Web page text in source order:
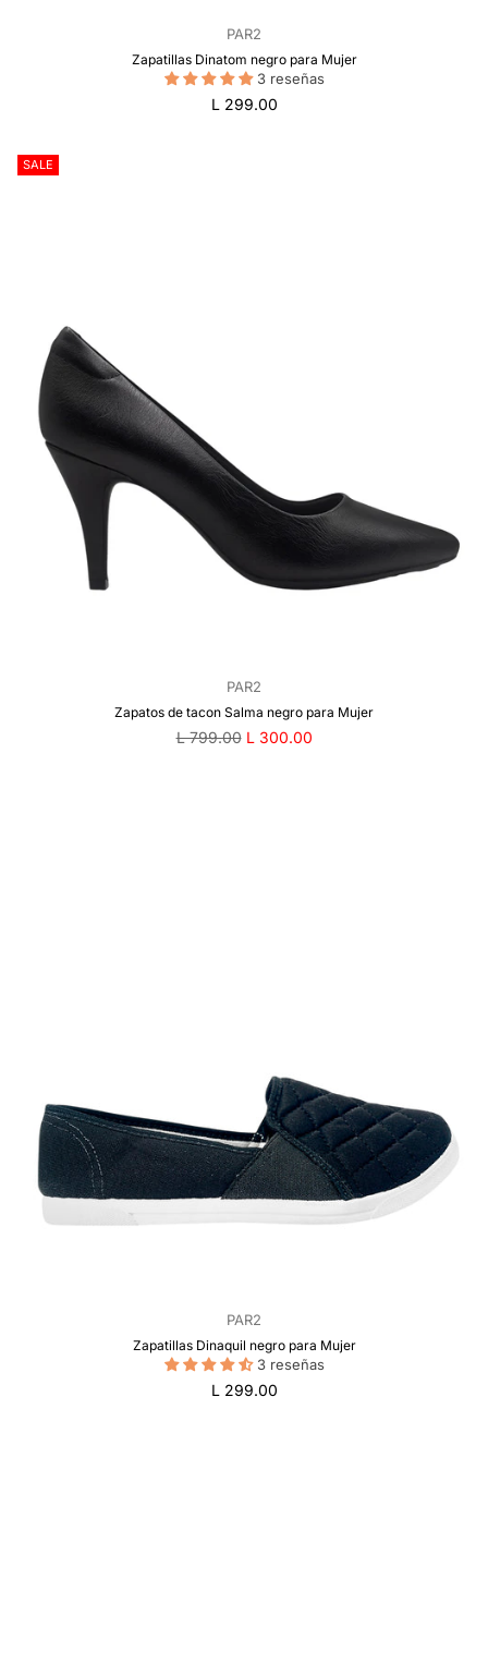
PAR2
Zapatillas Dinatom negro para Mujer
3 reseñas
Precio
L 299.00
SALE
PAR2
Zapatos de tacon Salma negro para Mujer
Precio
L 799.00 L 300.00
PAR2
Zapatillas Dinaquil negro para Mujer
3 reseñas
Precio
L 299.00